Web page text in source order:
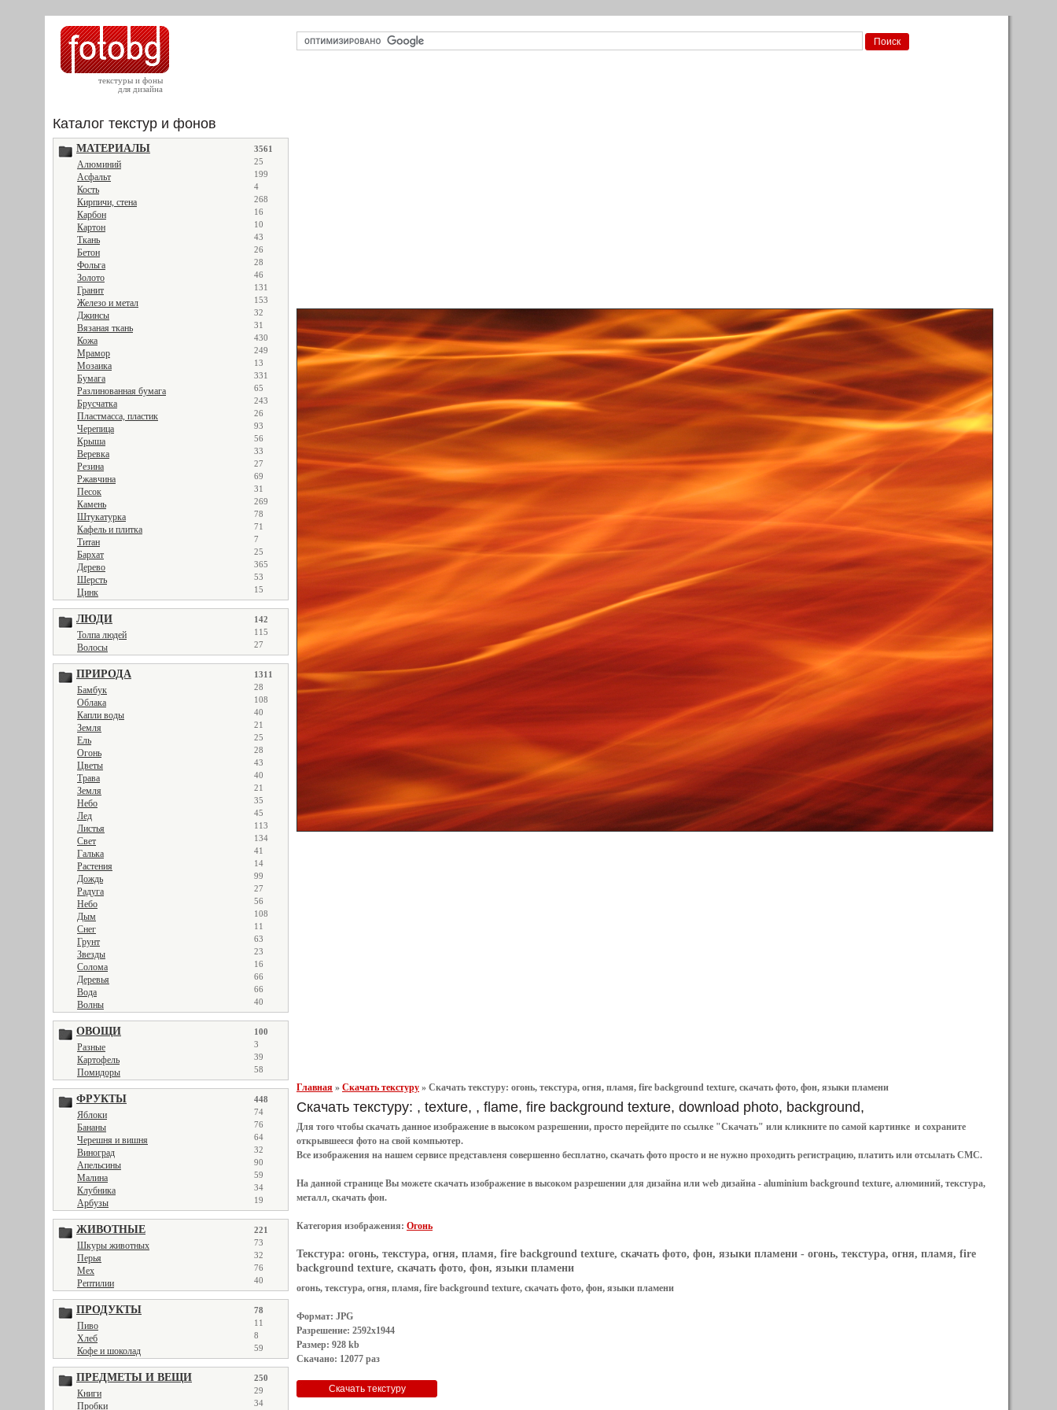
текстуры и фоны
для дизайна
Каталог текстур и фонов
МАТЕРИАЛЫ 3561
Алюминий 25
Асфальт 199
Кость 4
Кирпичи, стена 268
Карбон 16
Картон 10
Ткань 43
Бетон 26
Фольга 28
Золото 46
Гранит 131
Железо и метал 153
Джинсы 32
Вязаная ткань 31
Кожа 430
Мрамор 249
Мозаика 13
Бумага 331
Разлинованная бумага 65
Брусчатка 243
Пластмасса, пластик 26
Черепица 93
Крыша 56
Веревка 33
Резина 27
Ржавчина 69
Песок 31
Камень 269
Штукатурка 78
Кафель и плитка 71
Титан 7
Бархат 25
Дерево 365
Шерсть 53
Цинк 15
ЛЮДИ 142
Толпа людей 115
Волосы 27
ПРИРОДА 1311
Бамбук 28
Облака 108
Капли воды 40
Земля 21
Ель 25
Огонь 28
Цветы 43
Трава 40
Земля 21
Небо 35
Лед 45
Листья 113
Свет 134
Галька 41
Растения 14
Дождь 99
Радуга 27
Небо 56
Дым 108
Снег 11
Грунт 63
Звезды 23
Солома 16
Деревья 66
Вода 66
Волны 40
ОВОЩИ 100
Разные 3
Картофель 39
Помидоры 58
ФРУКТЫ 448
Яблоки 74
Бананы 76
Черешня и вишня 64
Виноград 32
Апельсины 90
Малина 59
Клубника 34
Арбузы 19
ЖИВОТНЫЕ 221
Шкуры животных 73
Перья 32
Мех 76
Рептилии 40
ПРОДУКТЫ 78
Пиво 11
Хлеб 8
Кофе и шоколад 59
ПРЕДМЕТЫ И ВЕЩИ 250
Книги 29
Пробки 34
Главная » Скачать текстуру » Скачать текстуру: огонь, текстура, огня, пламя, fire background texture, скачать фото, фон, языки пламени
Скачать текстуру: , texture, , flame, fire background texture, download photo, background,
Для того чтобы скачать данное изображение в высоком разрешении, просто перейдите по ссылке "Скачать" или кликните по самой картинке и сохраните
открывшееся фото на свой компьютер.
Все изображения на нашем сервисе представленя совершенно бесплатно, скачать фото просто и не нужно проходить регистрацию, платить или отсылать СМС.
На данной странице Вы можете скачать изображение в высоком разрешении для дизайна или web дизайна - aluminium background texture, алюминий, текстура,
металл, скачать фон.
Категория изображения: Огонь
Текстура: огонь, текстура, огня, пламя, fire background texture, скачать фото, фон, языки пламени - огонь, текстура, огня, пламя, fire
background texture, скачать фото, фон, языки пламени
огонь, текстура, огня, пламя, fire background texture, скачать фото, фон, языки пламени
Формат: JPG
Разрешение: 2592x1944
Размер: 928 kb
Скачано: 12077 раз